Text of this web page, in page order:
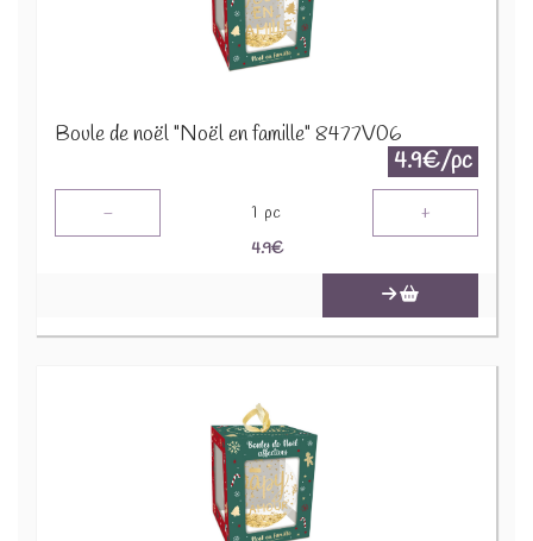
Boule de noël "Noël en famille" 8477V06
4.9€/pc
- 1 pc +
4.9€